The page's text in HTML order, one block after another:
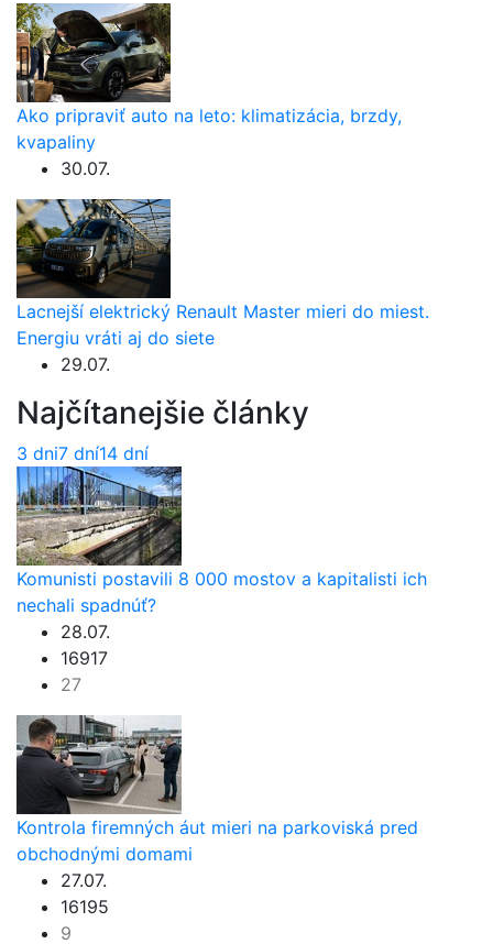
Ako pripraviť auto na leto: klimatizácia, brzdy,
kvapaliny
30.07.
Lacnejší elektrický Renault Master mieri do miest.
Energiu vráti aj do siete
29.07.
Najčítanejšie články
3 dni7 dní14 dní
Komunisti postavili 8 000 mostov a kapitalisti ich
nechali spadnúť?
28.07.
16917
27
Kontrola firemných áut mieri na parkoviská pred
obchodnými domami
27.07.
16195
9